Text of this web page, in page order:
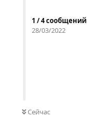
1 /4сообщений
28/03/2022
Сейчас